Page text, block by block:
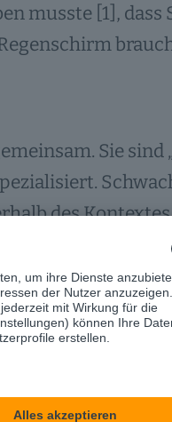
musste [1], dass
Sie
des
entsteht, die mit
ist es noch ein